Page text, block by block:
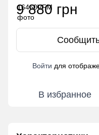
9 880 грн
Войти для
В избранное